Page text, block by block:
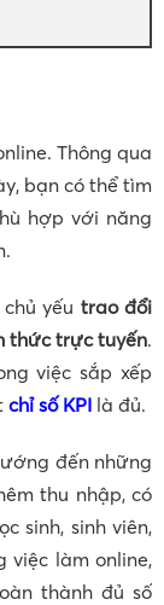
Thông qua
bạn có thể tìm
hợp với năng
yếu trao đổi
thức trực tuyến.
việc sắp xếp
chỉ số KPI là đủ.
đến những
thu nhập, có
sinh, sinh viên,
việc làm online,
thành đủ số